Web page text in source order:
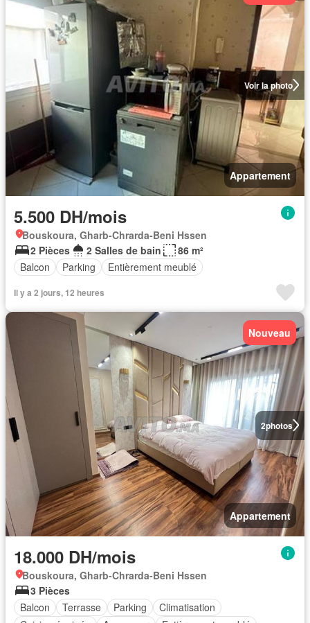
Voir la photo
Appartement
5.500 DH/mois
Bouskoura, Gharb-Chrarda-Beni Hssen
2 Pièces
2 Salles de bain
86 m²
Balcon
Parking Entièrement meublé
Il y a 2 jours, 12 heures
2photos
Nouveau
Appartement
18.000 DH/mois
Bouskoura, Gharb-Chrarda-Beni Hssen
3 Pièces
Balcon
Terrasse Parking
Climatisation